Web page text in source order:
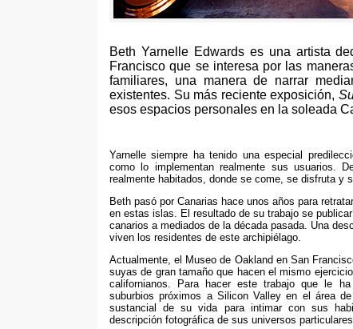
Beth Yarnelle Edwards es una artista
Francisco que se interesa por las
familiares, una manera de narrar
existentes. Su más reciente exposición,
esos espacios personales en la soleada
Yarnelle siempre ha tenido una especial
como lo implementan realmente sus usuarios.
realmente habitados, donde se come, se disfruta y
Beth pasó por Canarias hace unos años para
en estas islas. El resultado de su trabajo se
canarios a mediados de la década pasada. Una
viven los residentes de este archipiélago.
Actualmente ,el Museo de Oakland en San
suyas de gran tamaño que hacen el mismo
californianos
Para hacer este trabajo que le
suburbios próximos a Silicon Valley en el área
sustancial de su vida para intimar con sus
descripción fotográfica de sus universos particulares